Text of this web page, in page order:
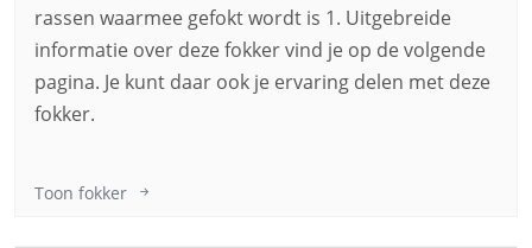
rassen waarmee gefokt wordt is 1. Uitgebreide
informatie over deze fokker vind je op de volgende
pagina. Je kunt daar ook je ervaring delen met deze
fokker.
Toon fokker